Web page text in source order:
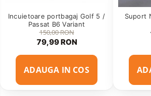
Carcasa Cheie
Accesorii Electronice Auto
Incarcatoare Auto
Accesorii pentru Roti si Anvelope
Husa Anvelope
Incuietoare portbagaj Golf 5 /
Passat B6 Variant
150,00 RON
79,99 RON
ADAUGA IN COS
Suport